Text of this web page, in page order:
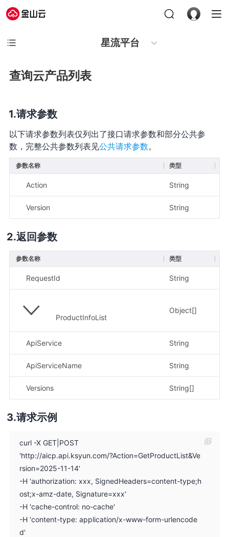
星流平台
查询云产品列表
请求参数
以下请求参数列表仅列出了接口请求参数和部分公共参
数，完整公共参数列表见公共请求参数。
参数名称 类型
Action String
Version String
返回参数
参数名称 类型
RequestId String
ProductInfoList
Object[]
ApiService String
ApiServiceName String
Versions String[]
请求示例
curl -X GET|POST
'http://aicp.api.ksyun.com/?Action=GetProductList&Ve
rsion=2025-11-14'
-H 'authorization: xxx, SignedHeaders=content-type;h
ost;x-amz-date, Signature=xxx'
-H 'cache-control: no-cache'
-H 'content-type: application/x-www-form-urlencode
d'